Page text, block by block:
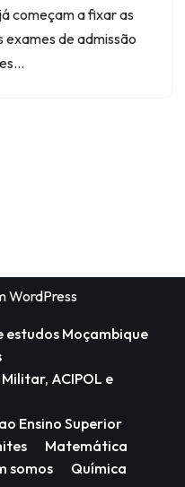
começam a fixar as
exames de admissão
WordPress
estudos Moçambique
ACIPOL e
Ensino Superior
Matemática
somos Química